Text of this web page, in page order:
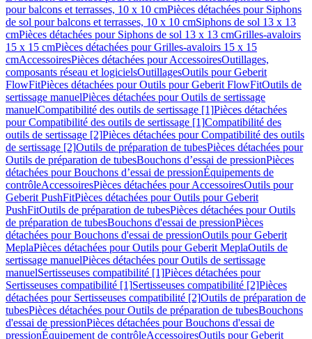
pour balcons et terrasses, 10 x 10 cmPièces détachées pour Siphons
de sol pour balcons et terrasses, 10 x 10 cmSiphons de sol 13 x 13
cmPièces détachées pour Siphons de sol 13 x 13 cmGrilles-avaloirs
15 x 15 cmPièces détachées pour Grilles-avaloirs 15 x 15
cmAccessoiresPièces détachées pour AccessoiresOutillages,
composants réseau et logicielsOutillagesOutils pour Geberit
FlowFitPièces détachées pour Outils pour Geberit FlowFitOutils de
sertissage manuelPièces détachées pour Outils de sertissage
manuelCompatibilité des outils de sertissage [1]Pièces détachées
pour Compatibilité des outils de sertissage [1]Compatibilité des
outils de sertissage [2]Pièces détachées pour Compatibilité des outils
de sertissage [2]Outils de préparation de tubesPièces détachées pour
Outils de préparation de tubesBouchons d’essai de pressionPièces
détachées pour Bouchons d’essai de pressionÉquipements de
contrôleAccessoiresPièces détachées pour AccessoiresOutils pour
Geberit PushFitPièces détachées pour Outils pour Geberit
PushFitOutils de préparation de tubesPièces détachées pour Outils
de préparation de tubesBouchons d'essai de pressionPièces
détachées pour Bouchons d'essai de pressionOutils pour Geberit
MeplaPièces détachées pour Outils pour Geberit MeplaOutils de
sertissage manuelPièces détachées pour Outils de sertissage
manuelSertisseuses compatibilité [1]Pièces détachées pour
Sertisseuses compatibilité [1]Sertisseuses compatibilité [2]Pièces
détachées pour Sertisseuses compatibilité [2]Outils de préparation de
tubesPièces détachées pour Outils de préparation de tubesBouchons
d'essai de pressionPièces détachées pour Bouchons d'essai de
pressionÉquipement de contrôleAccessoiresOutils pour Geberit